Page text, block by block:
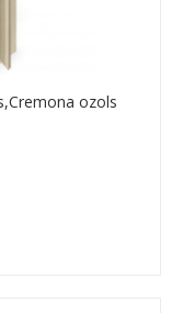
ozols